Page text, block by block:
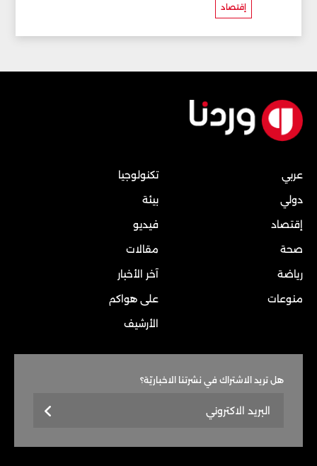
إقتصاد
عربي
دولي
إقتصاد
صحة
رياضة
منوعات
تكنولوجيا
بيئة
فيديو
مقالات
آخر الأخبار
على هواكم
الأرشيف
هل تريد الاشتراك في نشرتنا الاخباريّة؟